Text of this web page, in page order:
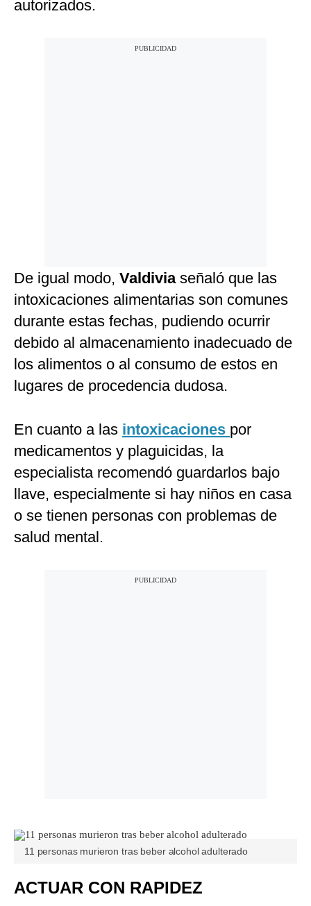
autorizados.
De igual modo, Valdivia señaló que las
intoxicaciones alimentarias son comunes
durante estas fechas, pudiendo ocurrir
debido al almacenamiento inadecuado de
los alimentos o al consumo de estos en
lugares de procedencia dudosa.
En cuanto a las intoxicaciones por
medicamentos y plaguicidas, la
especialista recomendó guardarlos bajo
llave, especialmente si hay niños en casa
o se tienen personas con problemas de
salud mental.
11 personas murieron tras beber alcohol adulterado
ACTUAR CON RAPIDEZ